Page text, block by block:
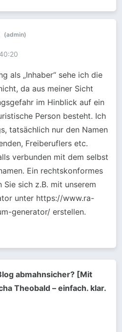
als „Inhaber“ sehe ich die
da aus meiner Sicht
im Hinblick auf ein
Person besteht. Ich
tatsächlich nur den Namen
Freiberuflers etc.
verbunden mit dem selbst
Ein rechtskonformes
Sie sich z.B. mit unserem
unter https://www.ra-
generator/ erstellen.
abmahnsicher? [Mit
Theobald – einfach. klar.